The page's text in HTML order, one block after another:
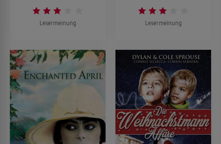
Lesermeinung Lesermeinung